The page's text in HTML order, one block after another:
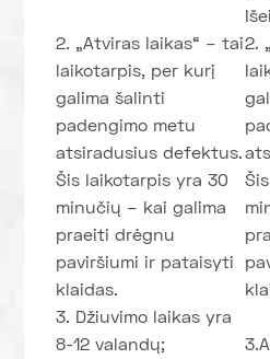
2. „Atviras laikas“ – tai
laikotarpis, per kurį
galima šalinti
padengimo metu
atsiradusius defektus.
Šis laikotarpis yra 30
minučių – kai galima
praeiti drėgnu
paviršiumi ir pataisyti
klaidas.
2.
3. Džiuvimo laikas yra
8-12 valandų;